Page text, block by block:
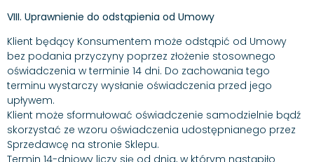
VIII. Uprawnienie do odstąpienia od Umowy
Klient będący Konsumentem może odstąpić od Umowy
bez podania przyczyny poprzez złożenie stosownego
oświadczenia w terminie 14 dni. Do zachowania tego
terminu wystarczy wysłanie oświadczenia przed jego
upływem.
Klient może sformułować oświadczenie samodzielnie bądź
skorzystać ze wzoru oświadczenia udostępnianego przez
Sprzedawcę na stronie Sklepu.